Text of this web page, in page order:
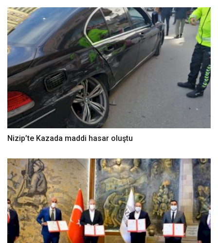
Nizip’te Kazada maddi hasar oluştu